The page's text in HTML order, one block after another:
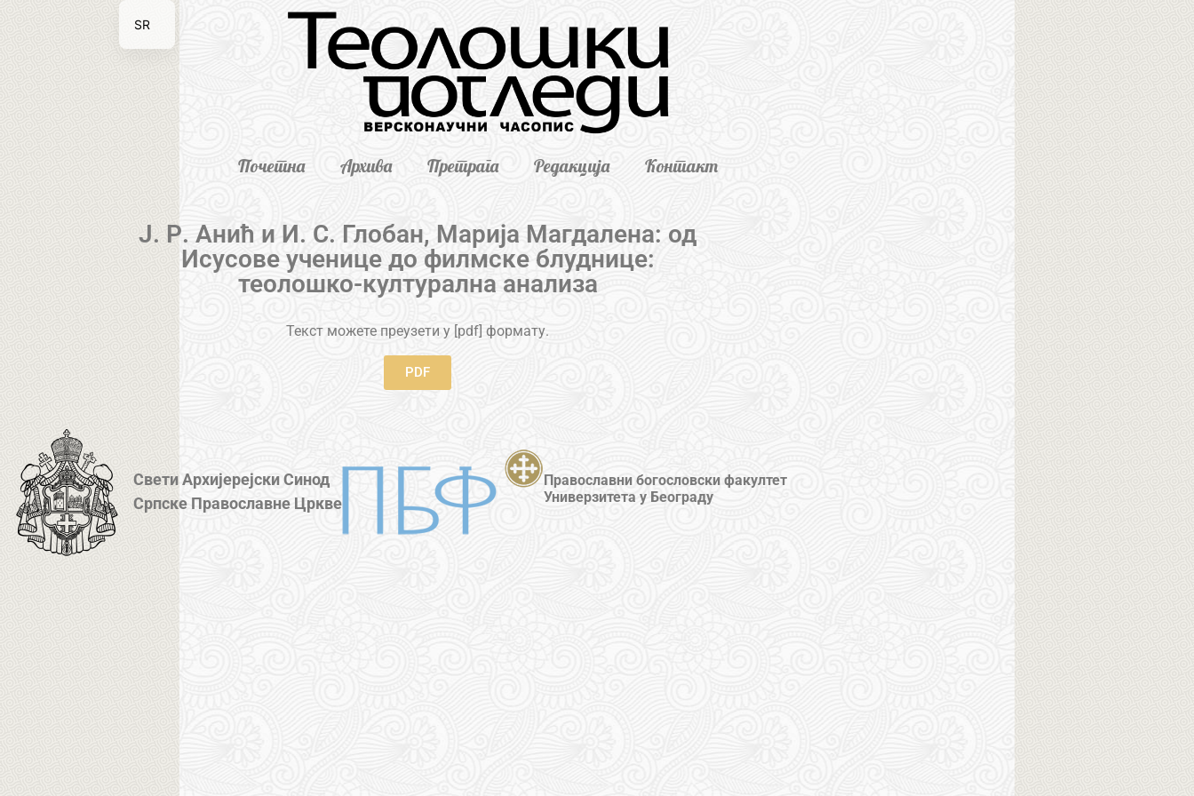
Почетна Архива Претрага Редакција Контакт
Ј. Р. Анић и И. С. Глобан, Марија Магдалена: од
Исусове ученице до филмске блуднице:
теолошко-културална анализа
Текст можете преузети у [pdf] формату.
PDF
Свети Архијерејски Синод
Српске Православне Цркве
Православни богословски факултет
Универзитета у Београду
SR
EN